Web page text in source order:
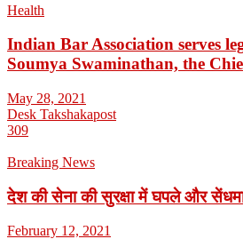
Health
Indian Bar Association serves
Soumya Swaminathan, the
May 28, 2021
Desk Takshakapost
309
Breaking News
देश की सेना की सुरक्षा में घपले और
February 12, 2021